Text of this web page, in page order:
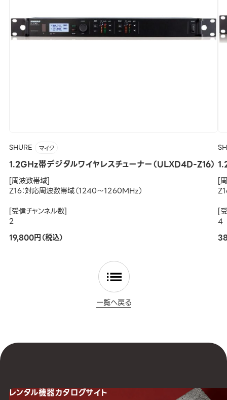
SHURE マイク
1.2GHz帯デジタルワイヤレスチューナー（ULXD4D-Z16）
[周波数帯域]
Z16：対応周波数帯域（1240～1260MHz）
[受信チャンネル数]
2
19,800円（税込）
[
[
4
一覧へ戻る
レンタル機器カタログサイト